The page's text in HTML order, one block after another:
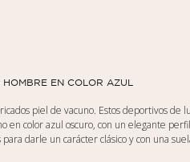
EN COLOR AZUL
piel de vacuno. Estos deportivos de
en color azul oscuro, con un elegante perfil
darle un carácter clásico y con una